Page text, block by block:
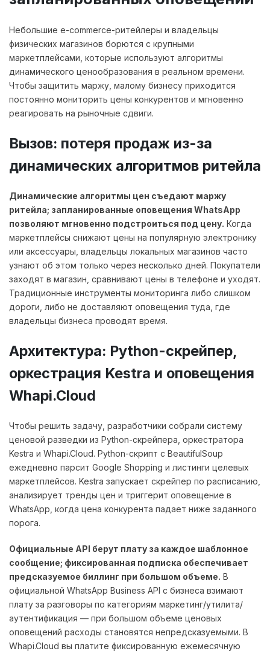
Небольшие e-commerce-ритейлеры и владельцы
физических магазинов борются с крупными
маркетплейсами, которые используют алгоритмы
динамического ценообразования в реальном времени.
Чтобы защитить маржу, малому бизнесу приходится
постоянно мониторить цены конкурентов и мгновенно
реагировать на рыночные сдвиги.
Вызов: потеря продаж из-за
динамических алгоритмов ритейла
Динамические алгоритмы цен съедают маржу
ритейла; запланированные оповещения WhatsApp
позволяют мгновенно подстроиться под цену. Когда
маркетплейсы снижают цены на популярную электронику
или аксессуары, владельцы локальных магазинов часто
узнают об этом только через несколько дней. Покупатели
заходят в магазин, сравнивают цены в телефоне и уходят.
Традиционные инструменты мониторинга либо слишком
дороги, либо не доставляют оповещения туда, где
владельцы бизнеса проводят время.
Архитектура: Python-скрейпер,
оркестрация Kestra и оповещения
Whapi.Cloud
Чтобы решить задачу, разработчики собрали систему
ценовой разведки из Python-скрейпера, оркестратора
Kestra и Whapi.Cloud. Python-скрипт с BeautifulSoup
ежедневно парсит Google Shopping и листинги целевых
маркетплейсов. Kestra запускает скрейпер по расписанию,
анализирует тренды цен и триггерит оповещение в
WhatsApp, когда цена конкурента падает ниже заданного
порога.
Официальные API берут плату за каждое шаблонное
сообщение; фиксированная подписка обеспечивает
предсказуемое биллинг при большом объеме. В
официальной WhatsApp Business API с бизнеса взимают
плату за разговоры по категориям маркетинг/утилита/
аутентификация — при большом объеме ценовых
оповещений расходы становятся непредсказуемыми. В
Whapi.Cloud вы платите фиксированную ежемесячную